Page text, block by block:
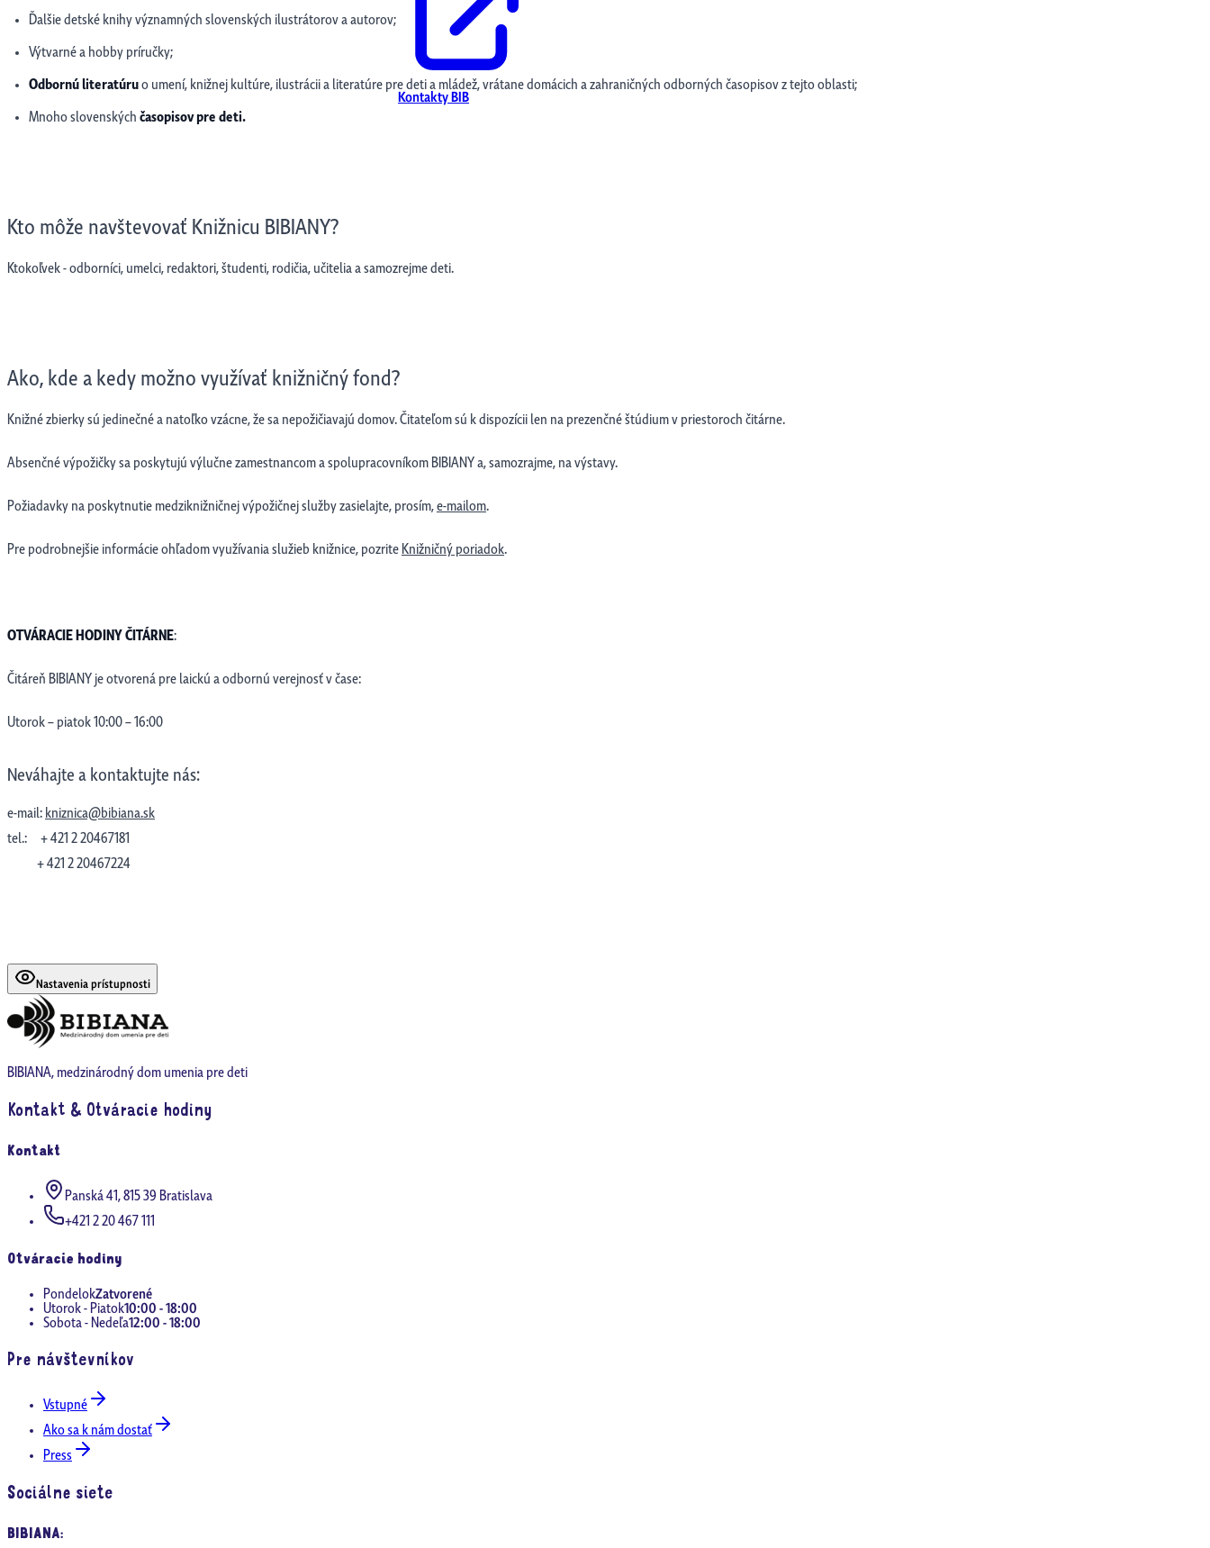
Kontakty BIB
Ďalšie detské knihy významných slovenských ilustrátorov a autorov;
Výtvarné a hobby príručky;
Odbornú literatúru o umení, knižnej kultúre, ilustrácii a literatúre pre deti a mládež, vrátane domácich a zahraničných odborných časopisov z tejto oblasti;
Mnoho slovenských časopisov pre deti.
Kto môže navštevovať Knižnicu BIBIANY?
Ktokoľvek - odborníci, umelci, redaktori, študenti, rodičia, učitelia a samozrejme deti.
Ako, kde a kedy možno využívať knižničný fond?
Knižné zbierky sú jedinečné a natoľko vzácne, že sa nepožičiavajú domov. Čitateľom sú k dispozícii len na prezenčné štúdium v priestoroch čitárne.
Absenčné výpožičky sa poskytujú výlučne zamestnancom a spolupracovníkom BIBIANY a, samozrajme, na výstavy.
Požiadavky na poskytnutie medziknižničnej výpožičnej služby zasielajte, prosím, e-mailom.
Pre podrobnejšie informácie ohľadom využívania služieb knižnice, pozrite Knižničný poriadok.
OTVÁRACIE HODINY ČITÁRNE:
Čitáreň BIBIANY je otvorená pre laickú a odbornú verejnosť v čase:
Utorok – piatok 10:00 – 16:00
Neváhajte a kontaktujte nás:
e-mail: kniznica@bibiana.sk
tel.: + 421 2 20467181
+ 421 2 20467224
Nastavenia prístupnosti
BIBIANA, medzinárodný dom umenia pre deti
Kontakt & Otváracie hodiny
Kontakt
Panská 41, 815 39 Bratislava
+421 2 20 467 111
Otváracie hodiny
PondelokZatvorené
Utorok - Piatok10:00 - 18:00
Sobota - Nedeľa12:00 - 18:00
Pre návštevníkov
Vstupné
Ako sa k nám dostať
Press
Sociálne siete
BIBIANA: